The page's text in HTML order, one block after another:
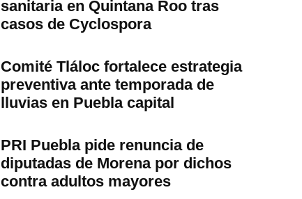
sanitaria en Quintana Roo tras
casos de Cyclospora
Comité Tláloc fortalece estrategia
preventiva ante temporada de
lluvias en Puebla capital
PRI Puebla pide renuncia de
diputadas de Morena por dichos
contra adultos mayores